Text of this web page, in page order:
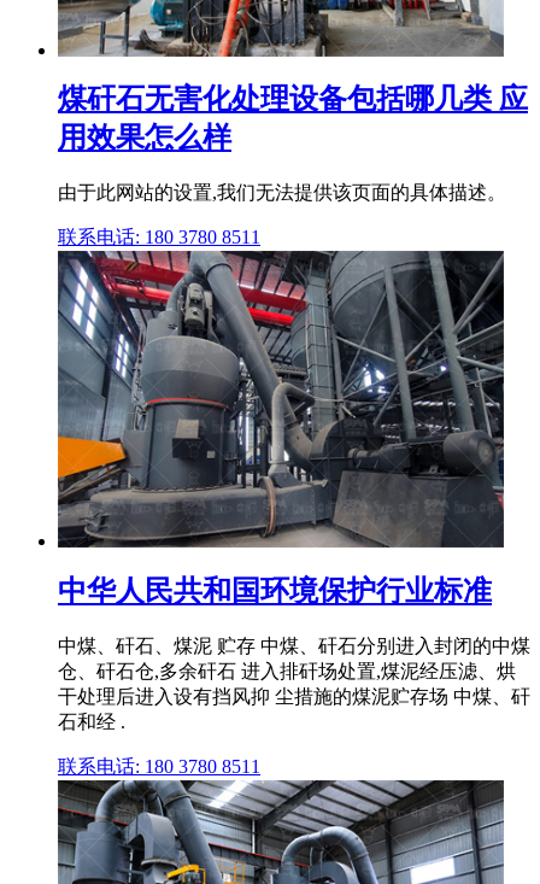
煤矸石无害化处理设备包括哪几类 应
用效果怎么样
由于此网站的设置,我们无法提供该页面的具体描述。
联系电话: 180 3780 8511
中华人民共和国环境保护行业标准
中煤、矸石、煤泥 贮存 中煤、矸石分别进入封闭的中煤
仓、矸石仓,多余矸石 进入排矸场处置,煤泥经压滤、烘
干处理后进入设有挡风抑 尘措施的煤泥贮存场 中煤、矸
石和经 .
联系电话: 180 3780 8511